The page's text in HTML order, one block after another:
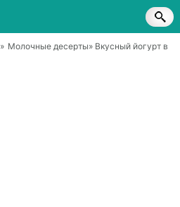
» Молочные десерты» Вкусный йогурт в